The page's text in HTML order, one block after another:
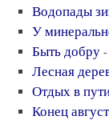
Водопады
У
Быть добру -
Лесная
Отдых в
Конец